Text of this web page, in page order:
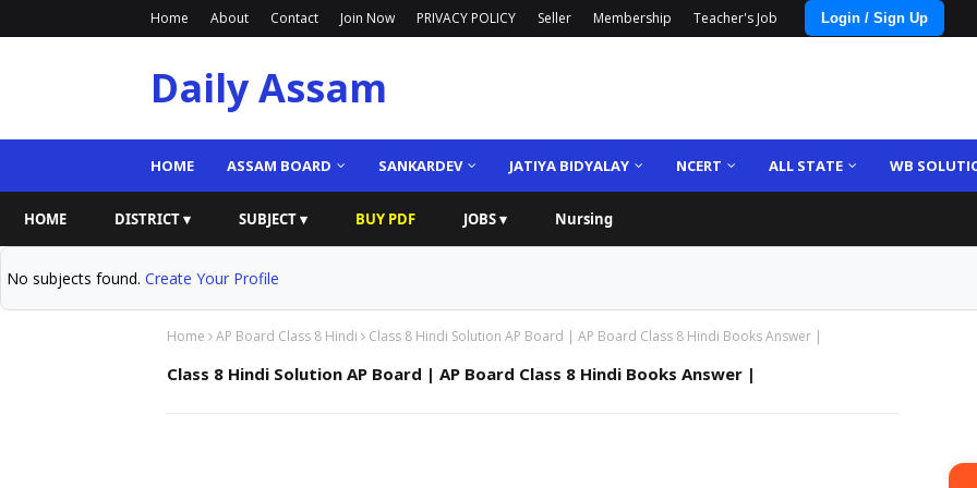
Home About Contact Join Now PRIVACY POLICY Seller Membership Teacher's Job Login / Sign Up
Daily Assam
HOME ASSAM BOARD SANKARDEV JATIYA BIDYALAY NCERT ALL STATE WB
HOME DISTRICT ▾ SUBJECT ▾ BUY PDF JOBS ▾ Nursing
No subjects found. Create Your Profile
Home AP Board Class 8 Hindi Class 8 Hindi Solution AP Board | AP Board Class 8 Hindi Books Answer |
Class 8 Hindi Solution AP Board | AP Board Class 8 Hindi Books Answer |